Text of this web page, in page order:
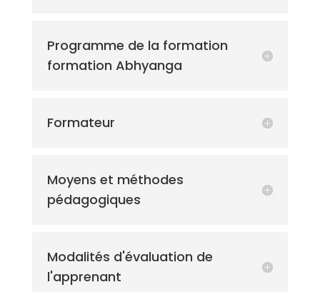
Programme de la formation
formation Abhyanga
Formateur
Moyens et méthodes
pédagogiques
Modalités d'évaluation de
l'apprenant